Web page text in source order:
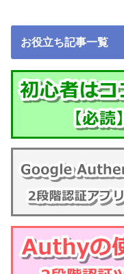
お役立ち記事一覧